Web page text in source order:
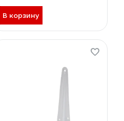
В корзину